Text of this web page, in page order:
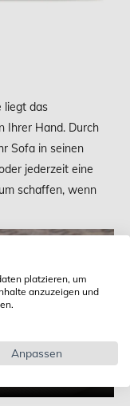
liegt das
Ihrer Hand. Durch
Sofa in seinen
jederzeit eine
schaffen, wenn
platzieren, um
anzuzeigen und
Anpassen